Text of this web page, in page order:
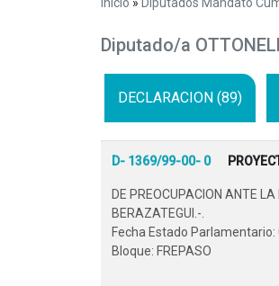
Inicio » Diputados Mandato
Diputado/a
DECLARACION (89)
D- 1369/99-00- 0
DE PREOCUPACION ANTE
BERAZATEGUI.-.
Fecha Estado
Bloque: FREPASO